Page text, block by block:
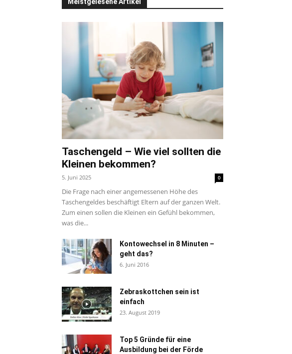
Taschengeld – Wie viel sollten die
Kleinen bekommen?
5. Juni 2025 0
Die Frage nach einer angemessenen Höhe des
Taschengeldes beschäftigt Eltern auf der ganzen Welt.
Zum einen sollen die Kleinen ein Gefühl bekommen,
was die...
Kontowechsel in 8 Minuten –
geht das?
6. Juni 2016
Zebraskottchen sein ist
einfach
23. August 2019
Top 5 Gründe für eine
Ausbildung bei der Förde